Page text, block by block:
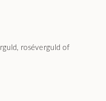
roséverguld of